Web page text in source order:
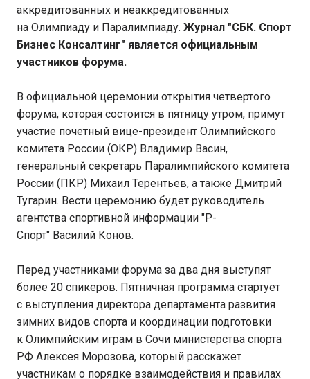
аккредитованных и неаккредитованных
на Олимпиаду и Паралимпиаду. Журнал "СБК. Спорт
Бизнес Консалтинг" является официальным
участников форума.
В официальной церемонии открытия четвертого
форума, которая состоится в пятницу утром, примут
участие почетный вице-президент Олимпийского
комитета России (ОКР) Владимир Васин,
генеральный секретарь Паралимпийского комитета
России (ПКР) Михаил Терентьев, а также Дмитрий
Тугарин. Вести церемонию будет руководитель
агентства спортивной информации "Р-
Спорт" Василий Конов.
Перед участниками форума за два дня выступят
более 20 спикеров. Пятничная программа стартует
с выступления директора департамента развития
зимних видов спорта и координации подготовки
к Олимпийским играм в Сочи министерства спорта
РФ Алексея Морозова, который расскажет
участникам о порядке взаимодействия и правилах